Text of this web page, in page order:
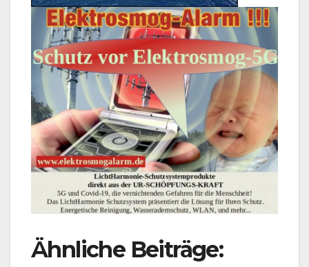
Ähnliche Beiträge: